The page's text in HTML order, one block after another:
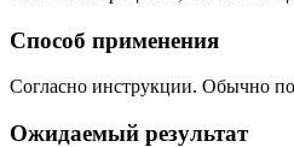
Способ применения
Согласно инструкции. Обычно по
Ожидаемый результат